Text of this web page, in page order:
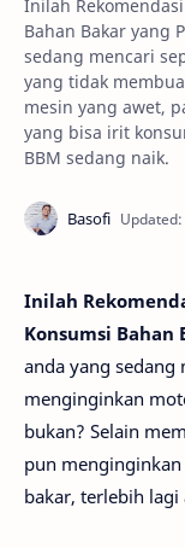
Inilah
Bahan Bakar yang
sedang mencari
yang tidak
mesin yang awet,
yang bisa irit
BBM sedang naik.
Inilah
Konsumsi
anda yang sedang
menginginkan
bukan? Selain
pun
bakar, terlebih lagi